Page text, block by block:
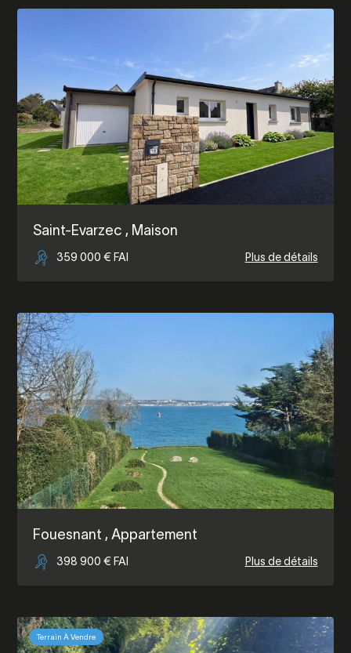
Saint-Evarzec , Maison
359 000 € FAI Plus de détails
Fouesnant , Appartement
398 900 € FAI Plus de détails
Terrain À Vendre